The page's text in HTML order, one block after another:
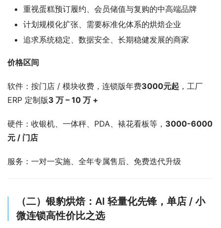
重视蛋糕预订履约、会员储值与复购的中高端品牌
计划规模化扩张、需要标准化体系的烘焙企业
追求系统稳定、数据安全、长期稳健发展的商家
价格区间
软件：按门店 / 模块收费，连锁版年费3000元起 ，工厂
ERP 定制版3 万 – 10 万 +
硬件：收银机、一体秤、PDA、裱花看板等， 3000-6000
元 / 门店
服务：一对一实施、全年专属售后、免费迭代升级
（二）银豹烘焙：AI 轻量化先锋，单店 / 小
微连锁高性价比之选